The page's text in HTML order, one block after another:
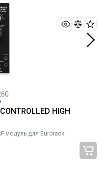
HIGH
модуль для Eurorack